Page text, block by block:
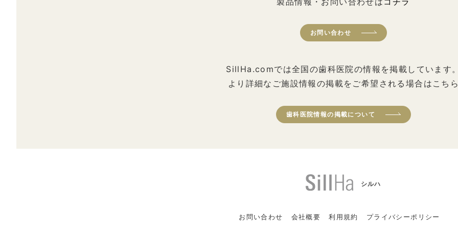
お問い合わせ
SillHa.comでは全国の歯科医院の情報を掲載しています
より詳細なご施設情報の掲載をご希望される場合はこち
歯科医院情報の掲載について
シルハ
お問い合わせ 会社概要 利用規約 プライバシーポリシー